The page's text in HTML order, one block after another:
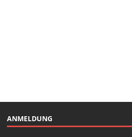
ANMELDUNG